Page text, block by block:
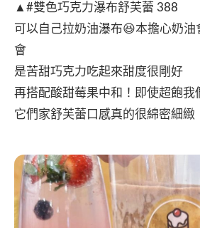
▲#雙色巧克力瀑布舒芙蕾 388
可以自己拉奶油瀑布😆本擔心奶油
會
是苦甜巧克力吃起來甜度很剛好
再搭配酸甜莓果中和！即使超飽我
它們家舒芙蕾口感真的很綿密細緻